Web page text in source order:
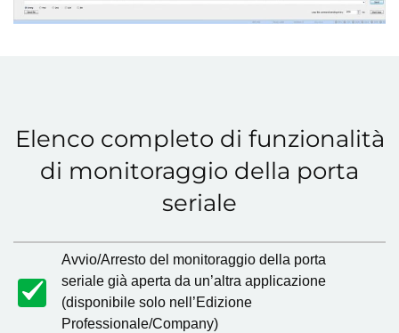
Elenco completo di funzionalità
di monitoraggio della porta
seriale
Avvio/Arresto del monitoraggio della porta
seriale già aperta da un’altra applicazione
(disponibile solo nell’Edizione
Professionale/Company)